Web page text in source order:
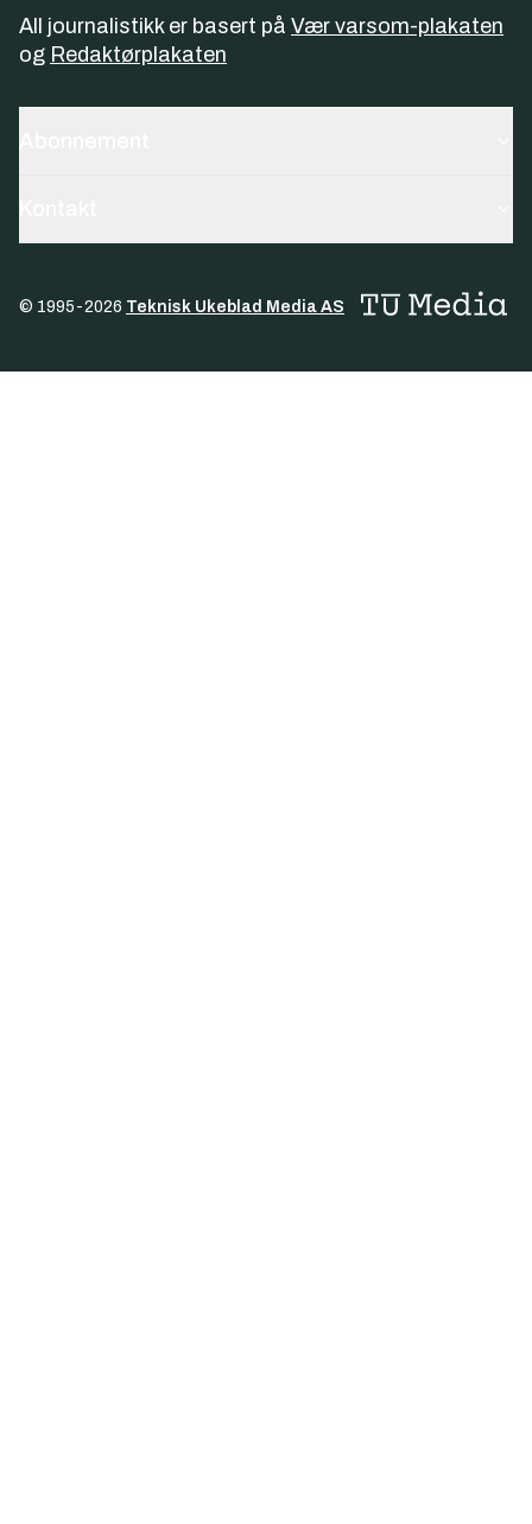
All journalistikk er basert på Vær varsom-plakaten
og Redaktørplakaten
© 1995-2026 Teknisk Ukeblad Media AS